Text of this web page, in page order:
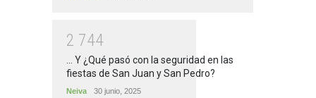
2 744
... Y ¿Qué pasó con la seguridad en las
fiestas de San Juan y San Pedro?
Neiva 30 junio, 2025